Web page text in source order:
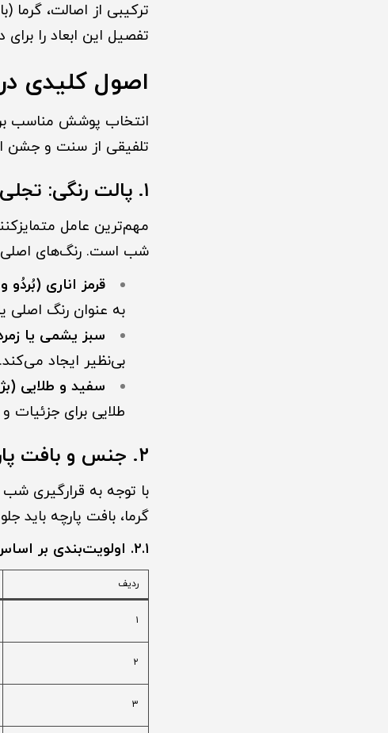
ترکیبی از اصالت،
تفصیل این ابعاد را
اصول کلیدی
انتخاب پوشش مناسب
تلفیقی از سنت و جشن
۱. پالت رنگی: تجلی رنگ‌های یلدایی
مهم‌ترین عامل
شب است. رنگ‌های اصلی
قرمز اناری
به عنوان رنگ اصلی
سبز یشمی یا
بی‌نظیر ایجاد می‌کند.
سفید و طلایی
طلایی برای جزئیات
۲. جنس و بافت پارچه: گرما و شکوه در کنار هم
با توجه به قرارگیری
گرما، بافت پارچه باید
۲.۱. اولویت‌بندی بر اساس بافت:
ردیف
۱
۲
۳